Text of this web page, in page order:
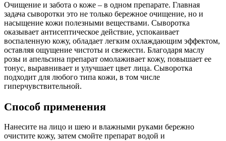
Очищение и забота о коже – в одном препарате. Главная
задача сыворотки это не только бережное очищение, но и
насыщение кожи полезными веществами. Сыворотка
оказывает антисептическое действие, успокаивает
воспаленную кожу, обладает легким охлаждающим эффектом,
оставляя ощущение чистоты и свежести. Благодаря маслу
розы и апельсина препарат омолаживает кожу, повышает ее
тонус, выравнивает и улучшает цвет лица. Сыворотка
подходит для любого типа кожи, в том числе
гиперчувствительной.
Способ применения
Нанесите на лицо и шею и влажными руками бережно
очистите кожу, затем смойте препарат водой и